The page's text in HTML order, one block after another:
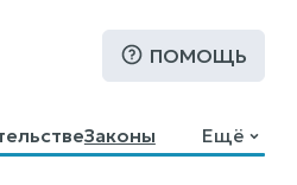
ПОМОЩЬ
Законы
Ещё